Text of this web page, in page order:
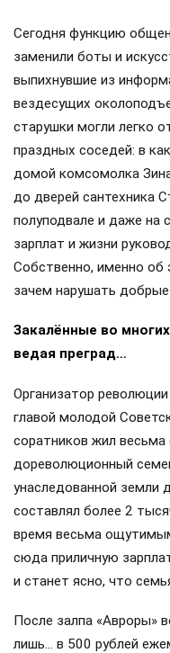
Сегодня функцию
заменили боты и
выпихнувшие из
вездесущих
старушки могли легко
праздных соседей: в
домой комсомолка
до дверей сантехника
полуподвале и даже на
зарплат и жизни
Собственно, именно об
зачем нарушать
Закалённые во
ведая преград…
Организатор
главой молодой
соратников жил
дореволюционный
унаследованной земли
составлял более 2
время весьма
сюда приличную
и станет ясно, что
После залпа «Авроры»
лишь… в 500 рублей